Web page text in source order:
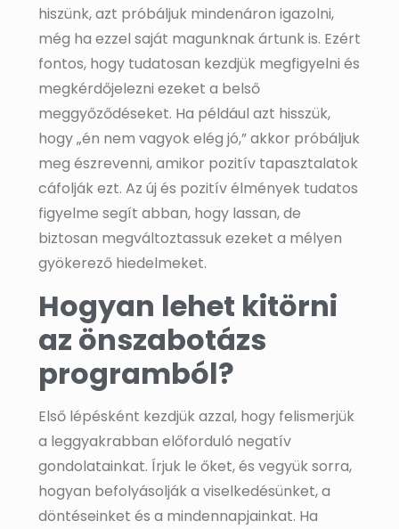
hiszünk, azt próbáljuk mindenáron igazolni,
még ha ezzel saját magunknak ártunk is. Ezért
fontos, hogy tudatosan kezdjük megfigyelni és
megkérdőjelezni ezeket a belső
meggyőződéseket. Ha például azt hisszük,
hogy „én nem vagyok elég jó,” akkor próbáljuk
meg észrevenni, amikor pozitív tapasztalatok
cáfolják ezt. Az új és pozitív élmények tudatos
figyelme segít abban, hogy lassan, de
biztosan megváltoztassuk ezeket a mélyen
gyökerező hiedelmeket.
Hogyan lehet kitörni
az önszabotázs
programból?
Első lépésként kezdjük azzal, hogy felismerjük
a leggyakrabban előforduló negatív
gondolatainkat. Írjuk le őket, és vegyük sorra,
hogyan befolyásolják a viselkedésünket, a
döntéseinket és a mindennapjainkat. Ha